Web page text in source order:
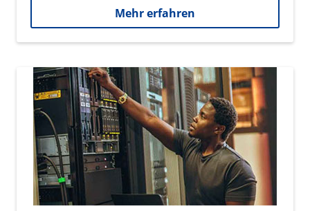
Mehr erfahren